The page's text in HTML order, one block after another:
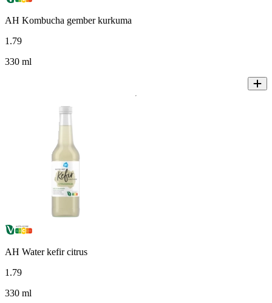
AH Kombucha gember kurkuma
1 .79
330 ml
AH Water kefir citrus
1 .79
330 ml